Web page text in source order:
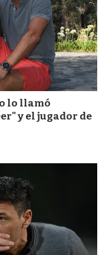
lo llamó
y el jugador de